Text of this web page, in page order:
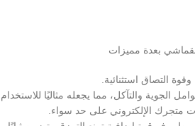
بعدة مميزات
التصاق استثنائية.
الجوية والتآكل، مما يجعله مثاليًا للاستخدام
متجرك الإلكتروني على حد سواء.